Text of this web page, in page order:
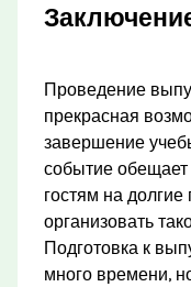
Проведение
прекрасная
завершение
событие
гостям на
организовать
Подготовка к
много времени,